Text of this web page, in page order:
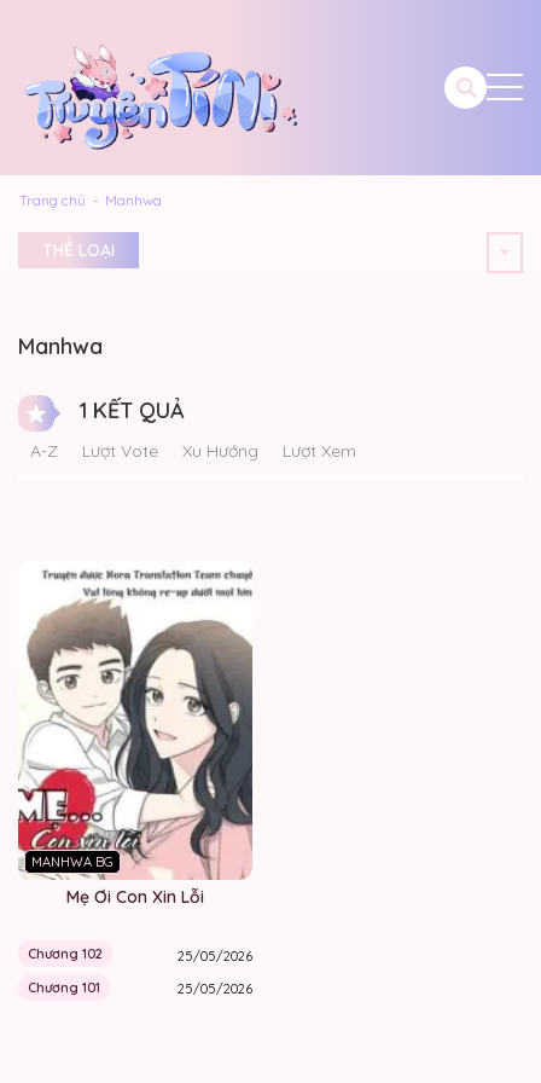
Trang chủ Manhwa
THỂ LOẠI
Manhwa
1 KẾT QUẢ
A-Z Lượt Vote Xu Hướng Lượt Xem
MANHWA BG
Mẹ Ơi Con Xin Lỗi
Chương 102
25/05/2026
Chương 101
25/05/2026